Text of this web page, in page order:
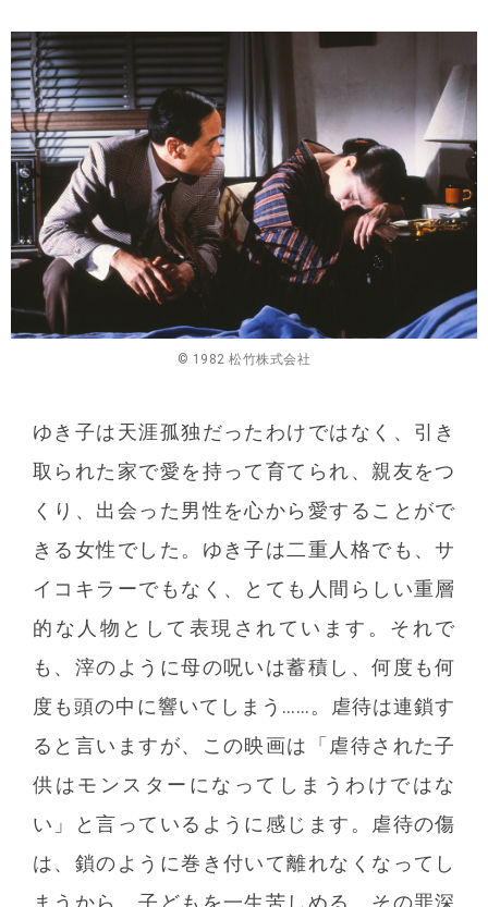
© 1982 松竹株式会社
ゆき子は天涯孤独だったわけではなく、引き
取られた家で愛を持って育てられ、親友をつ
くり、出会った男性を心から愛することがで
きる女性でした。ゆき子は二重人格でも、サ
イコキラーでもなく、とても人間らしい重層
的な人物として表現されています。それで
も、滓のように母の呪いは蓄積し、何度も何
度も頭の中に響いてしまう……。虐待は連鎖す
ると言いますが、この映画は「虐待された子
供はモンスターになってしまうわけではな
い」と言っているように感じます。虐待の傷
は、鎖のように巻き付いて離れなくなってし
まうから、子どもを一生苦しめる。その罪深